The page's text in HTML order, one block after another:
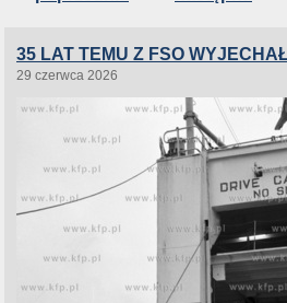
35 LAT TEMU Z FSO
29 czerwca 2026